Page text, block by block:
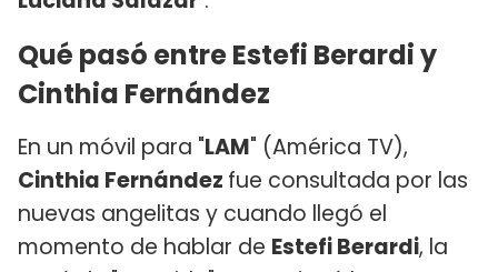
Qué pasó entre Estefi Berardi y
Cinthia Fernández
En un móvil para "LAM" (América TV),
Cinthia Fernández fue consultada por las
nuevas angelitas y cuando llegó el
momento de hablar de Estefi Berardi, la